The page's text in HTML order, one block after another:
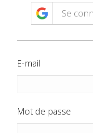
Se
E-mail
Mot de passe